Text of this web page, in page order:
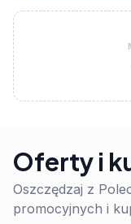
Oferty i
Oszczędzaj z
promocyjnych i